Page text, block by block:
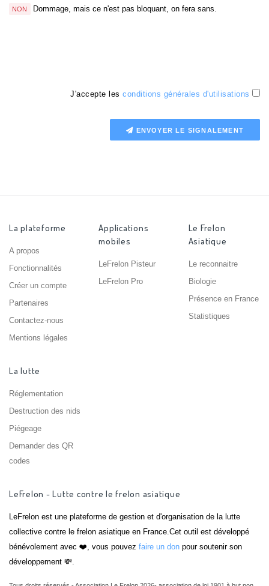
NON Dommage, mais ce n'est pas bloquant, on fera sans.
J'accepte les conditions générales d'utilisations
ENVOYER LE SIGNALEMENT
La plateforme
A propos
Fonctionnalités
Créer un compte
Partenaires
Contactez-nous
Mentions légales
Applications
mobiles
LeFrelon Pisteur
LeFrelon Pro
Le Frelon
Asiatique
Le reconnaitre
Biologie
Présence en France
Statistiques
La lutte
Réglementation
Destruction des nids
Piégeage
Demander des QR
codes
LeFrelon - Lutte contre le frelon asiatique
LeFrelon est une plateforme de gestion et d'organisation de la lutte
collective contre le frelon asiatique en France.Cet outil est développé
bénévolement avec ❤️, vous pouvez faire un don pour soutenir son
développement 💸.